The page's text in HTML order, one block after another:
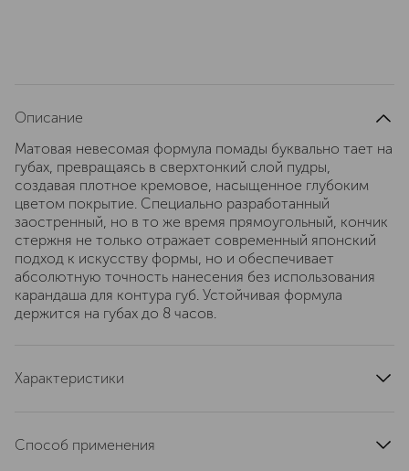
Описание
Матовая невесомая формула помады буквально тает на
губах, превращаясь в сверхтонкий слой пудры,
создавая плотное кремовое, насыщенное глубоким
цветом покрытие. Специально разработанный
заостренный, но в то же время прямоугольный, кончик
стержня не только отражает современный японский
подход к искусству формы, но и обеспечивает
абсолютную точность нанесения без использования
карандаша для контура губ. Устойчивая формула
держится на губах до 8 часов.
Характеристики
артикул
Способ применения